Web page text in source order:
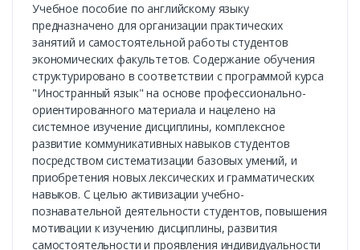
Учебное пособие по английскому языку
предназначено для организации практических
занятий и самостоятельной работы студентов
экономических факультетов. Содержание обучения
структурировано в соответствии с программой курса
"Иностранный язык" на основе профессионально-
ориентированного материала и нацелено на
системное изучение дисциплины, комплексное
развитие коммуникативных навыков студентов
посредством систематизации базовых умений, и
приобретения новых лексических и грамматических
навыков. С целью активизации учебно-
познавательной деятельности студентов, повышения
мотивации к изучению дисциплины, развития
самостоятельности и проявления индивидуальности